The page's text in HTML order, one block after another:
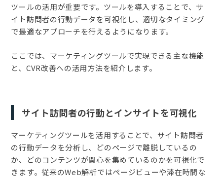
ツールの活用が重要です。ツールを導入することで、サ
イト訪問者の行動データを可視化し、適切なタイミング
で最適なアプローチを行えるようになります。
ここでは、マーケティングツールで実現できる主な機能
と、CVR改善への活用方法を紹介します。
サイト訪問者の行動とインサイトを可視化
マーケティングツールを活用することで、サイト訪問者
の行動データを分析し、どのページで離脱しているの
か、どのコンテンツが関心を集めているのかを可視化で
きます。従来のWeb解析ではページビューや滞在時間な